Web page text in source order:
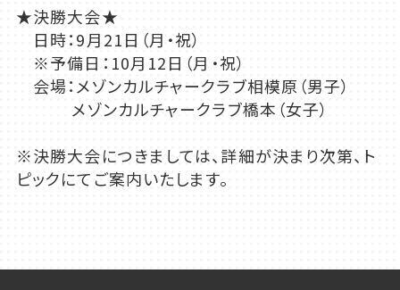
★決勝大会★
日時：9月21日（月・祝）
※予備日：10月12日（月・祝）
会場：メゾンカルチャークラブ相模原（男子）
メゾンカルチャークラブ橋本（女子）
※決勝大会につきましては、詳細が決まり次第、ト
ピックにてご案内いたします。